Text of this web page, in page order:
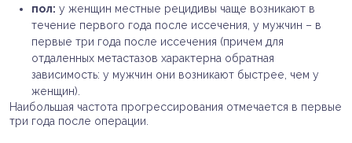
пол: у женщин местные рецидивы чаще возникают в
течение первого года после иссечения, у мужчин – в
первые три года после иссечения (причем для
отдаленных метастазов характерна обратная
зависимость: у мужчин они возникают быстрее, чем у
женщин).
Наибольшая частота прогрессирования отмечается в первые
три года после операции.